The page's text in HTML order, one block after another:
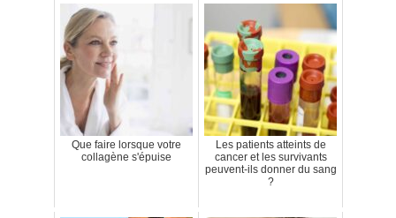
Que faire lorsque votre
collagène s'épuise
Les patients atteints de
cancer et les survivants
peuvent-ils donner du sang
?